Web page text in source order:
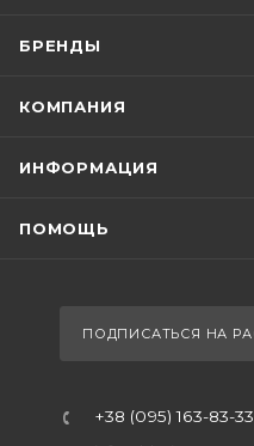
БРЕНДЫ
КОМПАНИЯ
ИНФОРМАЦИЯ
ПОМОЩЬ
ПОДПИСАТЬСЯ НА
+38 (095) 163-83-33